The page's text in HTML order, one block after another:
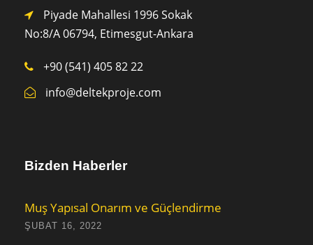
Piyade Mahallesi 1996 Sokak
No:8/A 06794, Etimesgut-Ankara
+90 (541) 405 82 22
info@deltekproje.com
Bizden Haberler
Muş Yapısal Onarım ve Güçlendirme
ŞUBAT 16, 2022